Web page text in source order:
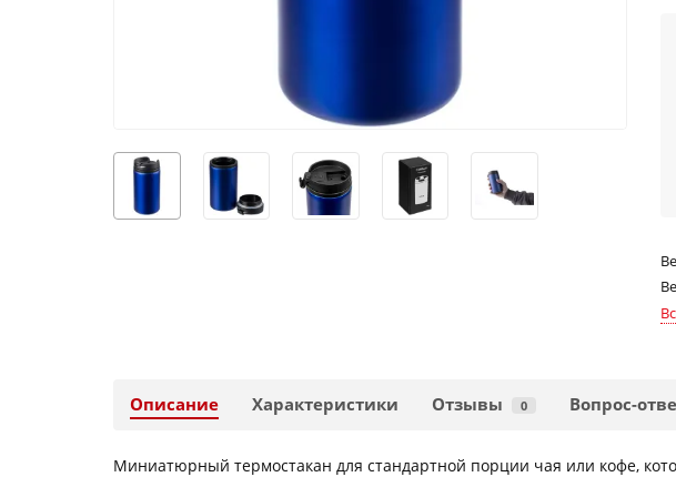
Описание Характеристики Отзывы 0 Вопрос-
Миниатюрный термостакан для стандартной порции чая или кофе,